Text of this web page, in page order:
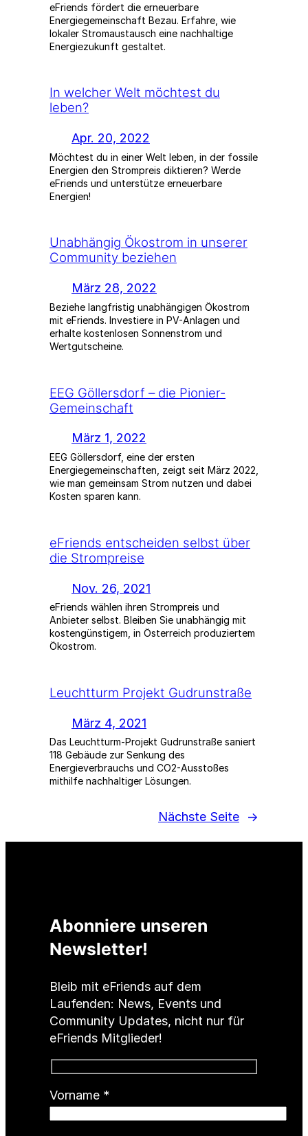
eFriends fördert die erneuerbare
Energiegemeinschaft Bezau. Erfahre, wie
lokaler Stromaustausch eine nachhaltige
Energiezukunft gestaltet.
In welcher Welt möchtest du
leben?
Apr. 20, 2022
Möchtest du in einer Welt leben, in der fossile
Energien den Strompreis diktieren? Werde
eFriends und unterstütze erneuerbare
Energien!
Unabhängig Ökostrom in unserer
Community beziehen
März 28, 2022
Beziehe langfristig unabhängigen Ökostrom
mit eFriends. Investiere in PV-Anlagen und
erhalte kostenlosen Sonnenstrom und
Wertgutscheine.
EEG Göllersdorf – die Pionier-
Gemeinschaft
März 1, 2022
EEG Göllersdorf, eine der ersten
Energiegemeinschaften, zeigt seit März 2022,
wie man gemeinsam Strom nutzen und dabei
Kosten sparen kann.
eFriends entscheiden selbst über
die Strompreise
Nov. 26, 2021
eFriends wählen ihren Strompreis und
Anbieter selbst. Bleiben Sie unabhängig mit
kostengünstigem, in Österreich produziertem
Ökostrom.
Leuchtturm Projekt Gudrunstraße
März 4, 2021
Das Leuchtturm-Projekt Gudrunstraße saniert
118 Gebäude zur Senkung des
Energieverbrauchs und CO2-Ausstoßes
mithilfe nachhaltiger Lösungen.
Nächste Seite →
Abonniere unseren
Newsletter!
Bleib mit eFriends auf dem
Laufenden: News, Events und
Community Updates, nicht nur für
eFriends Mitglieder!
Vorname (
P
*